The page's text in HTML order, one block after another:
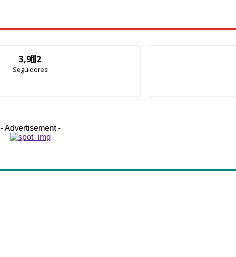
3,912
Seguidores
- Advertisement -